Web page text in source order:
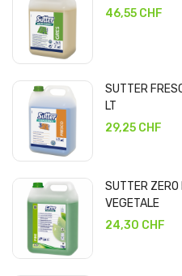
46,55 CHF
SUTTER
LT
29,25 CHF
SUTTER ZERO
VEGETALE
24,30 CHF